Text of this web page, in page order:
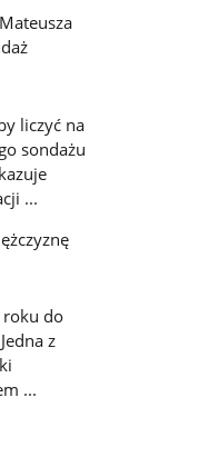
liczyć na
sondażu
...
roku do
z
...